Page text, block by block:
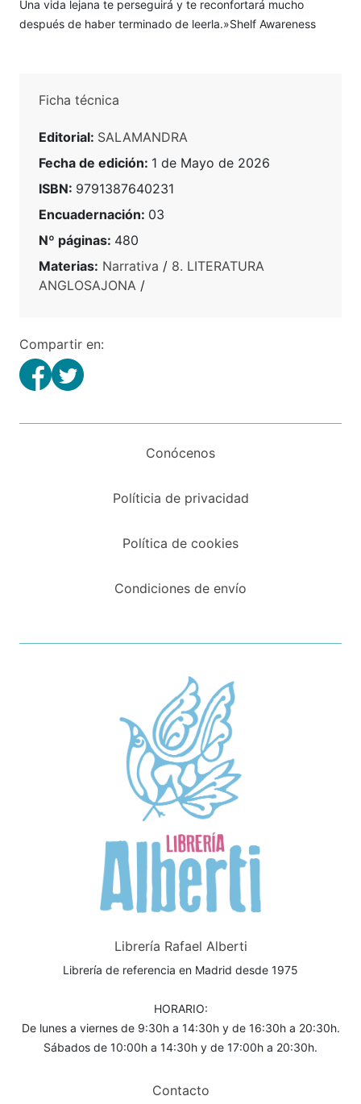
Una vida lejana te perseguirá y te reconfortará mucho
después de haber terminado de leerla.»Shelf Awareness
Ficha técnica
Editorial: SALAMANDRA
Fecha de edición: 1 de Mayo de 2026
ISBN: 9791387640231
Encuadernación: 03
Nº páginas: 480
Materias: Narrativa / 8. LITERATURA
ANGLOSAJONA /
Compartir en:
Conócenos
Políticia de privacidad
Política de cookies
Condiciones de envío
Librería Rafael Alberti
Librería de referencia en Madrid desde 1975
HORARIO:
De lunes a viernes de 9:30h a 14:30h y de 16:30h a 20:30h.
Sábados de 10:00h a 14:30h y de 17:00h a 20:30h.
Contacto